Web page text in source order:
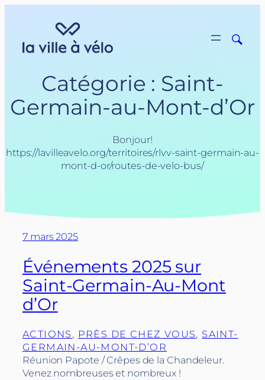
Catégorie : Saint-
Germain-au-Mont-d’Or
Bonjour!
https://lavilleavelo.org/territoires/rlvv-saint-germain-au-
mont-d-or/routes-de-velo-bus/
7 mars 2025
Événements 2025 sur
Saint-Germain-Au-Mont
d’Or
ACTIONS , PRÈS DE CHEZ VOUS, SAINT-
GERMAIN-AU-MONT-D’OR
Réunion Papote / Crêpes de la Chandeleur.
Venez nombreuses et nombreux !